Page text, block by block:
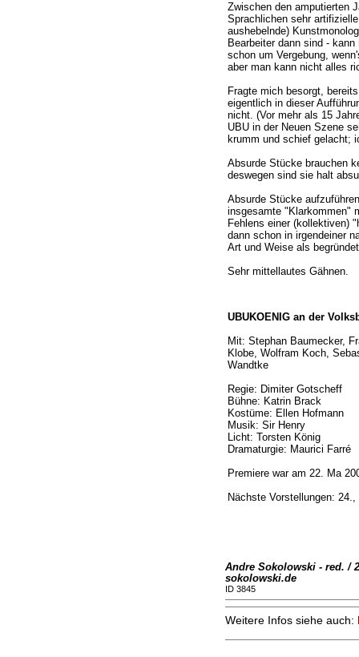
Zwischen den amputierten
Sprachlichen sehr
aushebelnde)
Bearbeiter dann sind -
schon um Vergebung,
aber man kann nicht alles
Fragte mich besorgt,
eigentlich in dieser
nicht. (Vor mehr als 15
UBU in der Neuen Szene
krumm und schief gelacht;
Absurde Stücke brauchen
deswegen sind sie halt
Absurde Stücke
insgesamte "Klarkommen"
Fehlens einer (kollektiven)
dann schon in irgendeiner
Art und Weise als
Sehr mittellautes Gähnen.
UBUKOENIG an der
Mit: Stephan Baumecker,
Klobe, Wolfram Koch,
Wandtke
Regie: Dimiter Gotscheff
Bühne: Katrin Brack
Kostüme: Ellen Hofmann
Musik: Sir Henry
Licht: Torsten König
Dramaturgie: Maurici Farré
Premiere war am 22. Ma
Nächste Vorstellungen:
Andre Sokolowski - red. /
sokolowski.de
ID 3845
Weitere Infos siehe auch: